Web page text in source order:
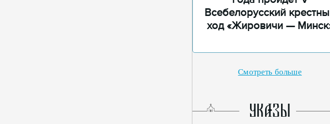
Всебелорусский
ход «Жировичи —
Смотреть больше
УКАЗЫ